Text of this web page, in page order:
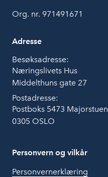
Org. nr. 971491671
Adresse
Besøksadresse:
Næringslivets Hus
Middelthuns gate 27
Postadresse:
Postboks 5473 Majorstuen
0305 OSLO
Personvern og vilkår
Personvernerklæring